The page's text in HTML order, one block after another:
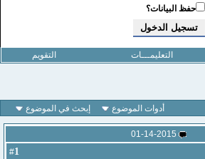
حفظ البيانات؟
التعليمـــات التقويم
أدوات الموضوع إبحث في الموضوع
01-14-2015